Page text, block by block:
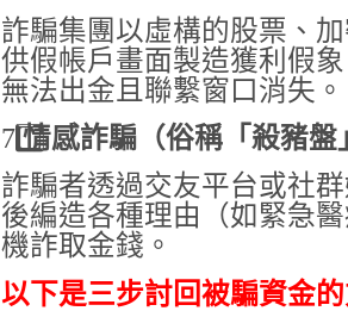
詐騙集團以虛構的股票、
供假帳戶畫面製造獲利假
無法出金且聯繫窗口消失。
7️ 情感詐騙（俗稱「殺豬盤
詐騙者透過交友平台或社
後編造各種理由（如緊急
機詐取金錢。
以下是三步討回被騙資金